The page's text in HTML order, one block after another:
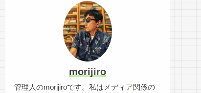
morijiro
管理人のmorijiroです。私はメディア関係の